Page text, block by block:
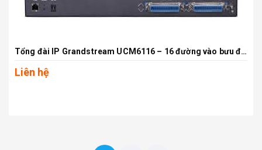
Tổng đài IP Grandstream UCM6116 – 16 đường vào bưu điện, 500 máy lẻ SIP, Hỗ trợ Voice, Fax, Video, Conference, voicemail..
Liên hệ